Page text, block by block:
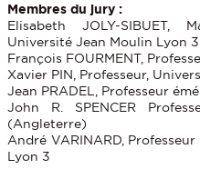
Membres du jury :
Elisabeth JOLY-SIBUET,
Université Jean Moulin Lyon 3
François FOURMENT,
Xavier PIN, Professeur,
Jean PRADEL, Professeur
John R. SPENCER
(Angleterre)
André VARINARD,
Lyon 3